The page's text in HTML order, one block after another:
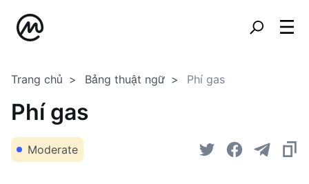
Trang chủ Bảng thuật ngữ Phí gas
Phí gas
Moderate